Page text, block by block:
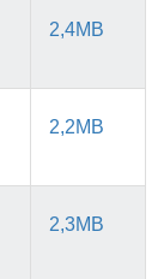
2,4MB
2,2MB
2,3MB